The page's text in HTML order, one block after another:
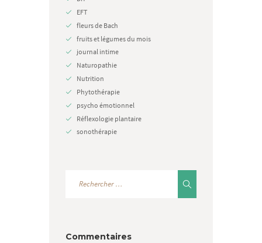
EFT
fleurs de Bach
fruits et légumes du mois
journal intime
Naturopathie
Nutrition
Phytothérapie
psycho émotionnel
Réflexologie plantaire
sonothérapie
Commentaires